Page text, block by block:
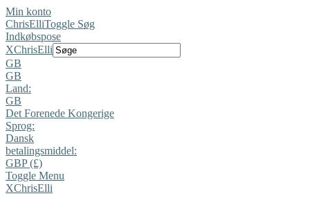
Min konto
ChrisElliToggle Søg
Indkøbspose
XChrisElli
GB
GB
Land:
GB
Det Forenede Kongerige
Sprog:
Dansk
betalingsmiddel:
GBP (£)
Toggle Menu
XChrisElli